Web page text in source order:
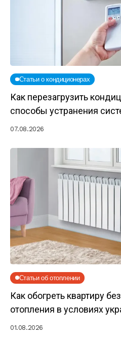
Статьи о кондиционерах
Как перезагрузить
способы устранения
07.08.2026
Статьи об отоплении
Как обогреть квартиру
отопления в условиях
01.08.2026